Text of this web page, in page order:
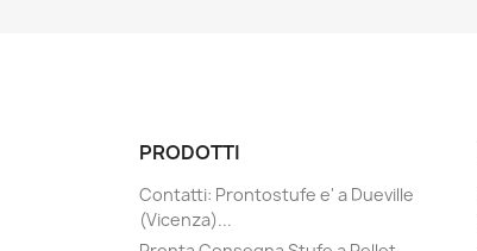
PRODOTTI
Contatti: Prontostufe e' a Dueville
(Vicenza)...